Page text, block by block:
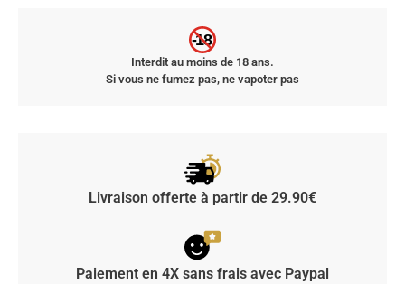
-18
Interdit au moins de 18 ans.
Si vous ne fumez pas, ne vapoter pas
Livraison offerte à partir de 29.90€
Paiement en 4X sans frais avec Paypal